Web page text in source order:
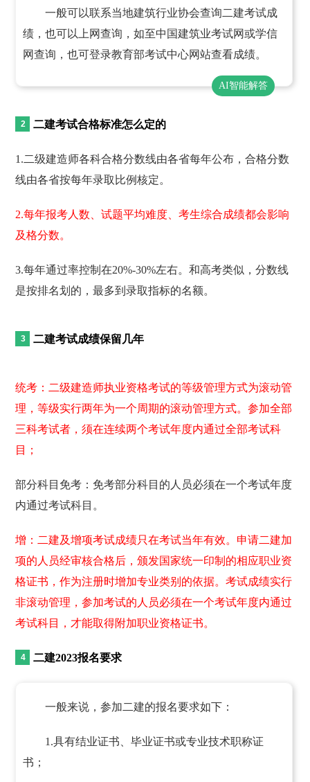
AI智能解答
一般可以联系当地建筑行业协会查询二建考试成
绩，也可以上网查询，如至中国建筑业考试网或学信
网查询，也可登录教育部考试中心网站查看成绩。
二建考试合格标准怎么定的
1.二级建造师各科合格分数线由各省每年公布，合格分数
线由各省按每年录取比例核定。
2.每年报考人数、试题平均难度、考生综合成绩都会影响
及格分数。
3.每年通过率控制在20%-30%左右。和高考类似，分数线
是按排名划的，最多到录取指标的名额。
二建考试成绩保留几年
统考：二级建造师执业资格考试的等级管理方式为滚动管
理，等级实行两年为一个周期的滚动管理方式。参加全部
三科考试者，须在连续两个考试年度内通过全部考试科
目；
部分科目免考：免考部分科目的人员必须在一个考试年度
内通过考试科目。
增：二建及增项考试成绩只在考试当年有效。申请二建加
项的人员经审核合格后，颁发国家统一印制的相应职业资
格证书，作为注册时增加专业类别的依据。考试成绩实行
非滚动管理，参加考试的人员必须在一个考试年度内通过
考试科目，才能取得附加职业资格证书。
二建2023报名要求
一般来说，参加二建的报名要求如下：
1.具有结业证书、毕业证书或专业技术职称证
书；